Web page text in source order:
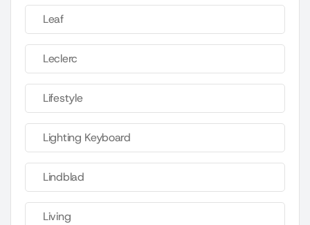
Leaf
Leclerc
Lifestyle
Lighting Keyboard
Lindblad
Living